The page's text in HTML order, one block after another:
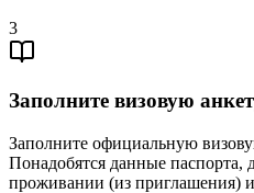
3
Заполните визовую
Заполните официальную
Понадобятся данные
проживании (из приглашения)